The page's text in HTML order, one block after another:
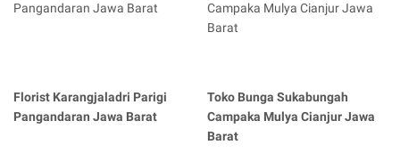
Florist Karangjaladri Parigi
Pangandaran Jawa Barat
Toko Bunga Sukabungah
Campaka Mulya Cianjur Jawa
Barat